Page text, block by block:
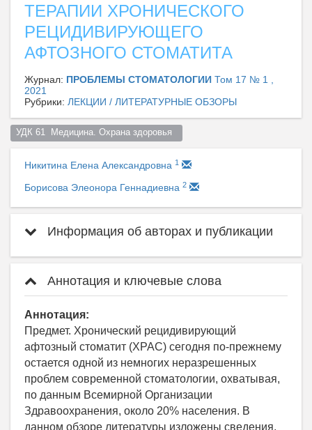
ТЕРАПИИ ХРОНИЧЕСКОГО
РЕЦИДИВИРУЮЩЕГО
АФТОЗНОГО СТОМАТИТА
Журнал: ПРОБЛЕМЫ СТОМАТОЛОГИИ Том 17 № 1 ,
2021
Рубрики: ЛЕКЦИИ / ЛИТЕРАТУРНЫЕ ОБЗОРЫ
УДК 61  Медицина. Охрана здоровья
Никитина Елена Александровна 1
Борисова Элеонора Геннадиевна 2
Информация об авторах и публикации
Аннотация и ключевые слова
Аннотация:
Предмет. Хронический рецидивирующий
афтозный стоматит (ХРАС) сегодня по-прежнему
остается одной из немногих неразрешенных
проблем современной стоматологии, охватывая,
по данным Всемирной Организации
Здравоохранения, около 20% населения. В
данном обзоре литературы изложены сведения,